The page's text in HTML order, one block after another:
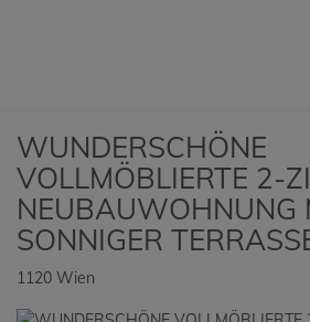
WUNDERSCHÖNE
VOLLMÖBLIERTE 2-
NEUBAUWOHNUNG
SONNIGER
1120 Wien